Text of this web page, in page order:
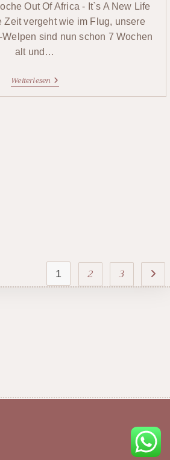
Out Of Africa - It`s A New Life
Zeit vergeht wie im Flug, unsere
sind nun schon 7 Wochen
alt und…
Weiterlesen
1 2 3